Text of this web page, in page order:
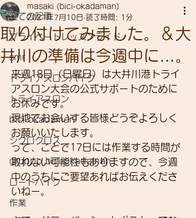
全ての記事
プライベートレッスンライド
smr
トライアスロンバイク
トライアスロン
bici-okadaman
シクロクロス
gruppo bici-okadaman
ロードバイク
作業
取り付けてみました。＆大
井川の準備は今週中に…。
masaki (bici-okadaman)
2021年7月10日 読了時間: 1分
来週18日（日曜日）は大井川港トライ
アスロン大会の公式サポートのために
お休みです。
現地でお会いする皆様どうぞよろしく
お願いいたします。
って、ことで17日には作業する時間が
取れない可能性もありますので、今週
中のうちにご要望あればお伝えくださ
いねー。